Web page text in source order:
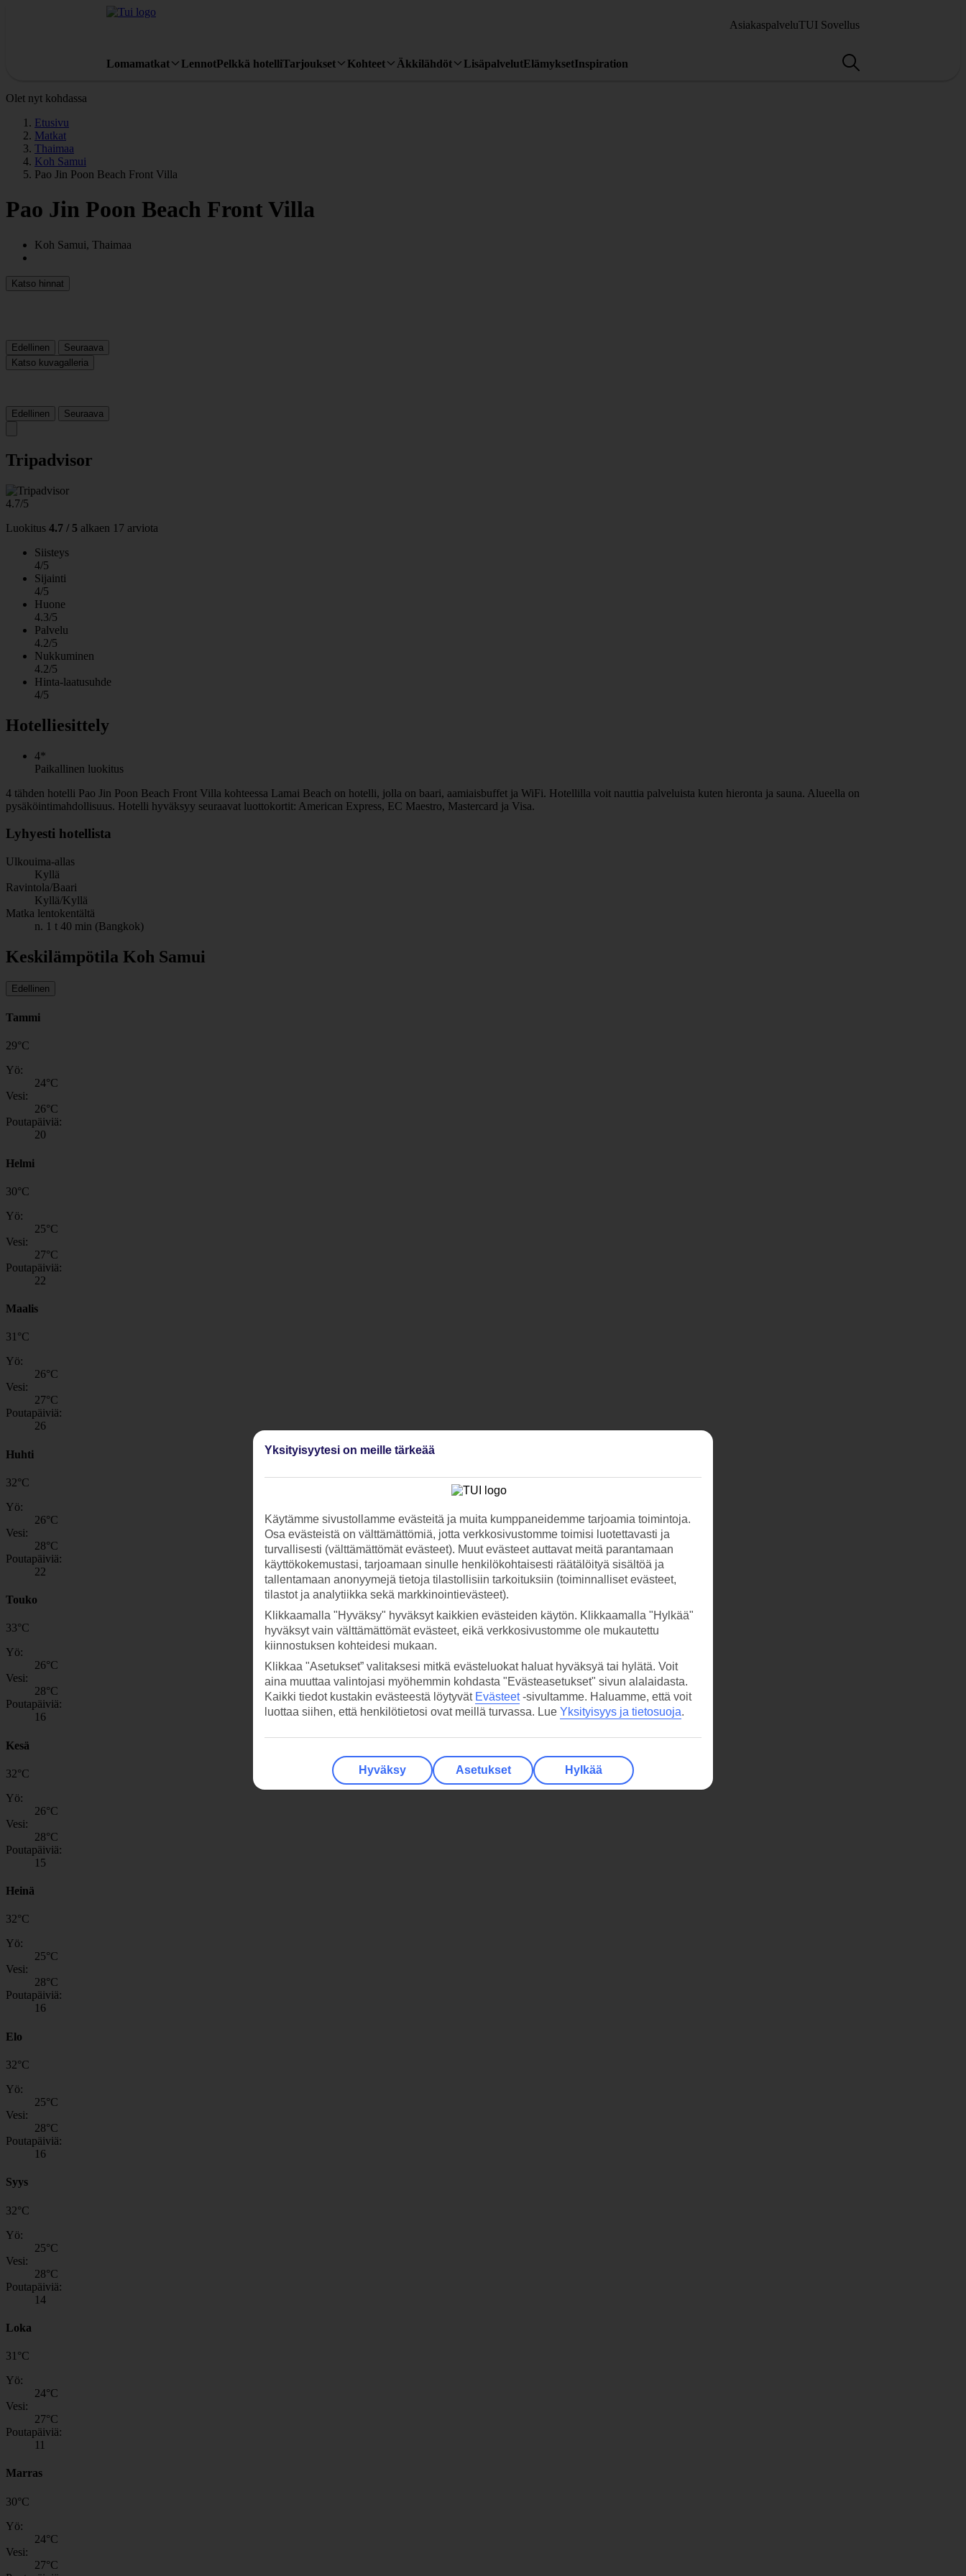
AsiakaspalveluTUI Sovellus
Lomamatkat LennotPelkkä hotelliTarjoukset Kohteet Äkkilähdöt LisäpalvelutElämyksetInspiration
Olet nyt kohdassa
Etusivu
Matkat
Thaimaa
Koh Samui
Pao Jin Poon Beach Front Villa
Pao Jin Poon Beach Front Villa
Koh Samui, Thaimaa
Katso hinnat
Edellinen
Seuraava
Katso kuvagalleria
Edellinen Seuraava
Tripadvisor
4.7/5
Luokitus 4.7 / 5 alkaen 17 arviota
Siisteys
4/5
Sijainti
4/5
Huone
4.3/5
Palvelu
4.2/5
Nukkuminen
4.2/5
Hinta-laatusuhde
4/5
Hotelliesittely
4*
Paikallinen luokitus
4 tähden hotelli Pao Jin Poon Beach Front Villa kohteessa Lamai Beach on hotelli, jolla on baari, aamiaisbuffet ja WiFi. Hotellilla voit nauttia palveluista kuten hieronta ja sauna. Alueella on
pysäköintimahdollisuus. Hotelli hyväksyy seuraavat luottokortit: American Express, EC Maestro, Mastercard ja Visa.
Lyhyesti hotellista
Ulkouima-allas
Kyllä
Ravintola/Baari
Kyllä/Kyllä
Matka lentokentältä
n. 1 t 40 min (Bangkok)
Keskilämpötila Koh Samui
Edellinen
Tammi
29°C
Yö:
24°C
Vesi:
26°C
Poutapäiviä:
20
Helmi
30°C
Yö:
25°C
Vesi:
27°C
Poutapäiviä:
22
Maalis
31 °C
Yö:
26°C
Vesi:
27°C
Poutapäiviä:
26
Huhti
32°C
Yö:
26°C
Vesi:
28°C
Poutapäiviä:
22
Touko
33°C
Yö:
26°C
Vesi:
28°C
Poutapäiviä:
16
Kesä
32°C
Yö:
26°C
Vesi:
28°C
Poutapäiviä:
15
Heinä
32°C
Yö:
25°C
Vesi:
28°C
Poutapäiviä:
16
Elo
32°C
Yö:
25°C
Vesi:
28°C
Poutapäiviä:
16
Syys
32°C
Yö:
25°C
Vesi:
28°C
Poutapäiviä:
14
Loka
31 °C
Yö:
24°C
Vesi:
27°C
Poutapäiviä:
11
Marras
30°C
Yö:
24°C
Vesi:
27°C
Yksityisyytesi on meille tärkeää
Käytämme sivustollamme evästeitä ja muita kumppaneidemme tarjoamia toimintoja.
Osa evästeistä on välttämättömiä, jotta verkkosivustomme toimisi luotettavasti ja
turvallisesti (välttämättömät evästeet). Muut evästeet auttavat meitä parantamaan
käyttökokemustasi, tarjoamaan sinulle henkilökohtaisesti räätälöityä sisältöä ja
tallentamaan anonyymejä tietoja tilastollisiin tarkoituksiin (toiminnalliset evästeet,
tilastot ja analytiikka sekä markkinointievästeet).
Klikkaamalla "Hyväksy" hyväksyt kaikkien evästeiden käytön. Klikkaamalla "Hylkää"
hyväksyt vain välttämättömät evästeet, eikä verkkosivustomme ole mukautettu
kiinnostuksen kohteidesi mukaan.
Klikkaa "Asetukset” valitaksesi mitkä evästeluokat haluat hyväksyä tai hylätä. Voit
aina muuttaa valintojasi myöhemmin kohdasta "Evästeasetukset" sivun alalaidasta.
Kaikki tiedot kustakin evästeestä löytyvät Evästeet-sivultamme. Haluamme, että voit
luottaa siihen, että henkilötietosi ovat meillä turvassa. Lue Yksityisyys ja tietosuoja.
Hyväksy Asetukset Hylkää